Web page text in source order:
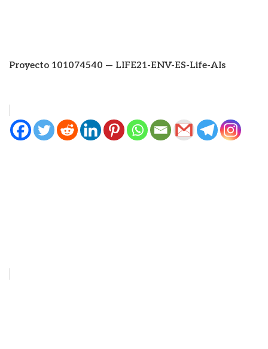
Proyecto 101074540 — LIFE21-ENV-ES-Life-AIs